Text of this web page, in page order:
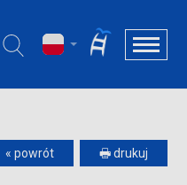
« powrót 🖶 drukuj